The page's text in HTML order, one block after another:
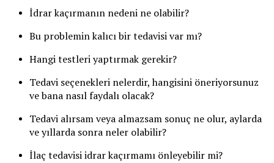
İdrar kaçırmanın nedeni ne olabilir?
Bu problemin kalıcı bir tedavisi var mı?
Hangi testleri yaptırmak gerekir?
Tedavi seçenekleri nelerdir, hangisini öneriyorsunuz
ve bana nasıl faydalı olacak?
Tedavi alırsam veya almazsam sonuç ne olur, aylarda
ve yıllarda sonra neler olabilir?
İlaç tedavisi idrar kaçırmamı önleyebilir mi?